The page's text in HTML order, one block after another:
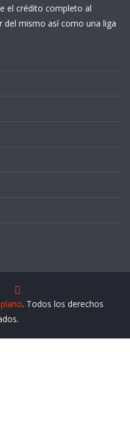
el crédito completo al
mismo así como una liga
. Todos los derechos